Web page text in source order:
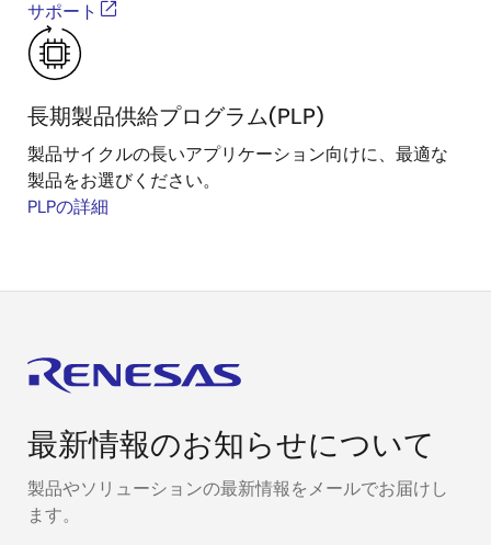
サポート
長期製品供給プログラム(PLP)
製品サイクルの長いアプリケーション向けに、最適な
製品をお選びください。
PLPの詳細
最新情報のお知らせについて
製品やソリューションの最新情報をメールでお届けし
ます。